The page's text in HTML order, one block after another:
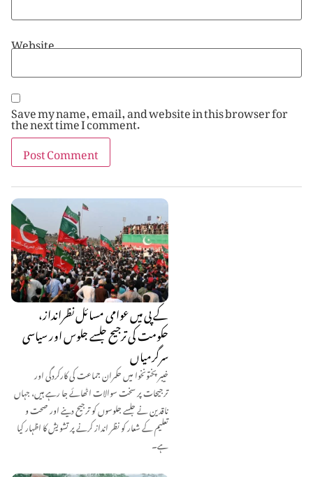
کے پی میں عوامی مسائل نظرانداز،
حکومت کی ترجیح جلسے جلوس اور سیاسی
سرگرمیاں
خیبر پختونخوا میں حکمران جماعت کی کارکردگی اور
ترجیحات پر سخت سوالات اٹھائے جا رہے ہیں، جہاں
ناقدین نے جلسے جلوسوں کو ترجیح دینے اور صحت و
تعلیم کے شعار کو نظر انداز کرنے پر تشویش کا اظہار کیا
ہے۔
Website
Save my name, email, and website in this browser for
the next time I comment.